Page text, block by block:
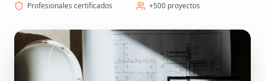
Profesionales certificados
+500 proyectos